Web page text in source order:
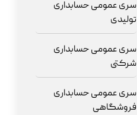
سری عمومی حسابداری
تولیدی
سری عمومی حسابداری
شرکتی
سری عمومی حسابداری
فروشگاهی